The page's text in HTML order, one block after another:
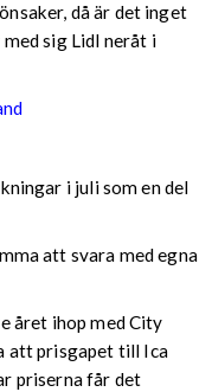
då är det inget
sig Lidl neråt i
i juli som en del
att svara med egna
året ihop med City
att prisgapet till Ica
priserna får det